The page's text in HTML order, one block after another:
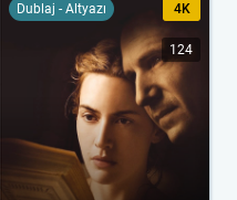
Dublaj - Altyazı 4K
124